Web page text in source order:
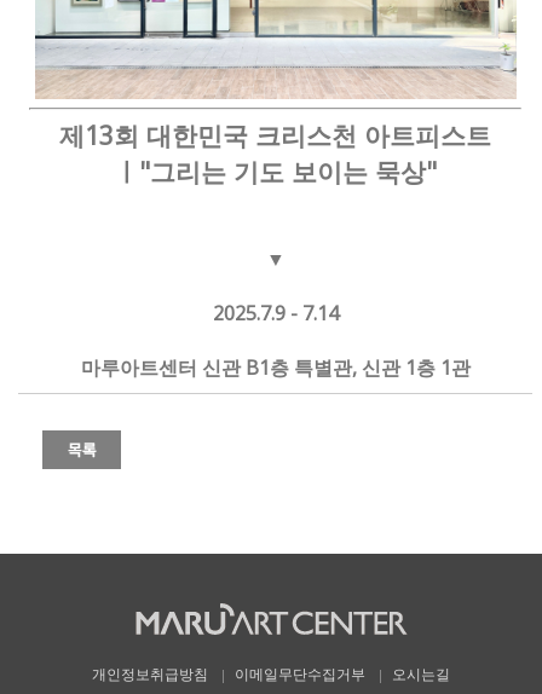
제13회 대한민국 크리스천 아트피스트
ㅣ"그리는 기도 보이는 묵상"
▼
2025.7.9 - 7.14
마루아트센터 신관 B1층 특별관, 신관 1층 1관
개인정보취급방침 이메일무단수집거부 오시는길